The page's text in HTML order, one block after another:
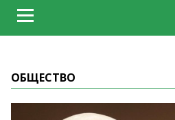
ОБЩЕСТВО